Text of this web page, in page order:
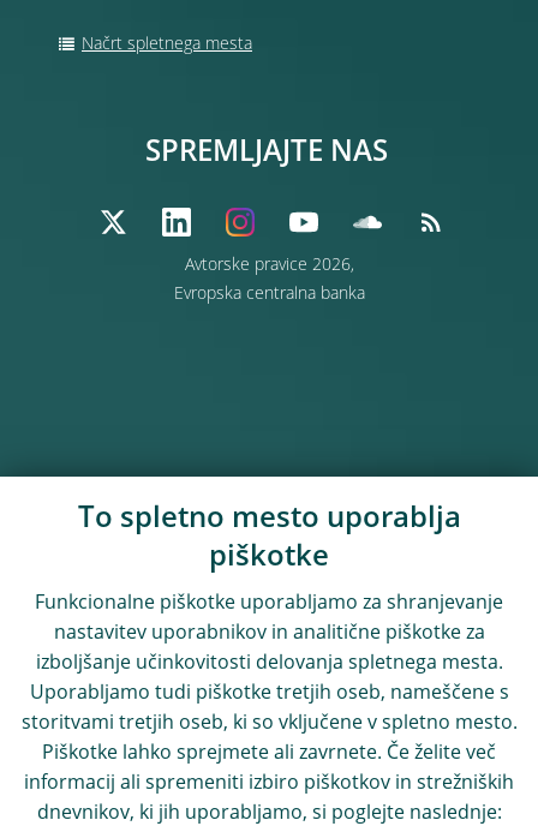
Načrt spletnega mesta
Avtorske pravice 2026,
Evropska centralna banka
SPREMLJAJTE NAS
To spletno mesto uporablja
piškotke
Funkcionalne piškotke uporabljamo za shranjevanje
nastavitev uporabnikov in analitične piškotke za
izboljšanje učinkovitosti delovanja spletnega mesta.
Uporabljamo tudi piškotke tretjih oseb, nameščene s
storitvami tretjih oseb, ki so vključene v spletno mesto.
Piškotke lahko sprejmete ali zavrnete. Če želite več
informacij ali spremeniti izbiro piškotkov in strežniških
dnevnikov, ki jih uporabljamo, si poglejte naslednje: